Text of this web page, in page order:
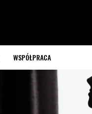
WSPÓŁPRACA